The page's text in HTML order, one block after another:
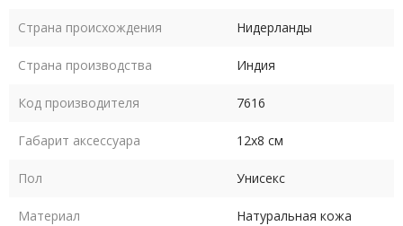
Страна происхождения Нидерланды
Страна производства Индия
Код производителя 7616
Габарит аксессуара 12х8 см
Пол Унисекс
Материал Натуральная кожа